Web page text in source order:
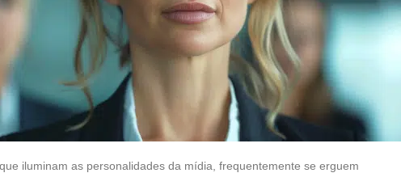
iluminam as personalidades da mídia, frequentemente se erguem